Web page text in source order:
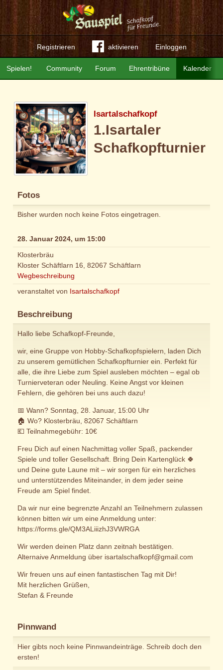
Registrieren aktivieren Einloggen
Community Forum Ehrentribüne Kalender
Spielen!
Isartalschafkopf
1.Isartaler
Schafkopfturnier
Fotos
Bisher wurden noch keine Fotos eingetragen.
28. Januar 2024, um 15:00
Klosterbräu
Kloster Schäftlarn 16, 82067 Schäftlarn
Wegbeschreibung
veranstaltet von Isartalschafkopf
Beschreibung
Hallo liebe Schafkopf-Freunde,
wir, eine Gruppe von Hobby-Schafkopfspielern, laden Dich
zu unserem gemütlichen Schafkopfturnier ein. Perfekt für
alle, die ihre Liebe zum Spiel ausleben möchten – egal ob
Turnierveteran oder Neuling. Keine Angst vor kleinen
Fehlern, die gehören bei uns auch dazu!
📅 Wann? Sonntag, 28. Januar, 15:00 Uhr
🏠 Wo? Klosterbräu, 82067 Schäftlarn
💶 Teilnahmegebühr: 10€
Freu Dich auf einen Nachmittag voller Spaß, packender
Spiele und toller Gesellschaft. Bring Dein Kartenglück 🍀
und Deine gute Laune mit – wir sorgen für ein herzliches
und unterstützendes Miteinander, in dem jeder seine
Freude am Spiel findet.
Da wir nur eine begrenzte Anzahl an Teilnehmern zulassen
können bitten wir um eine Anmeldung unter:
https://forms.gle/QM3ALiiizhJ3VWRGA
Wir werden deinen Platz dann zeitnah bestätigen.
Alternaive Anmeldung über isartalschafkopf@gmail.com
Wir freuen uns auf einen fantastischen Tag mit Dir!
Mit herzlichen Grüßen,
Stefan & Freunde
Pinnwand
Hier gibts noch keine Pinnwandeinträge. Schreib doch den
ersten!